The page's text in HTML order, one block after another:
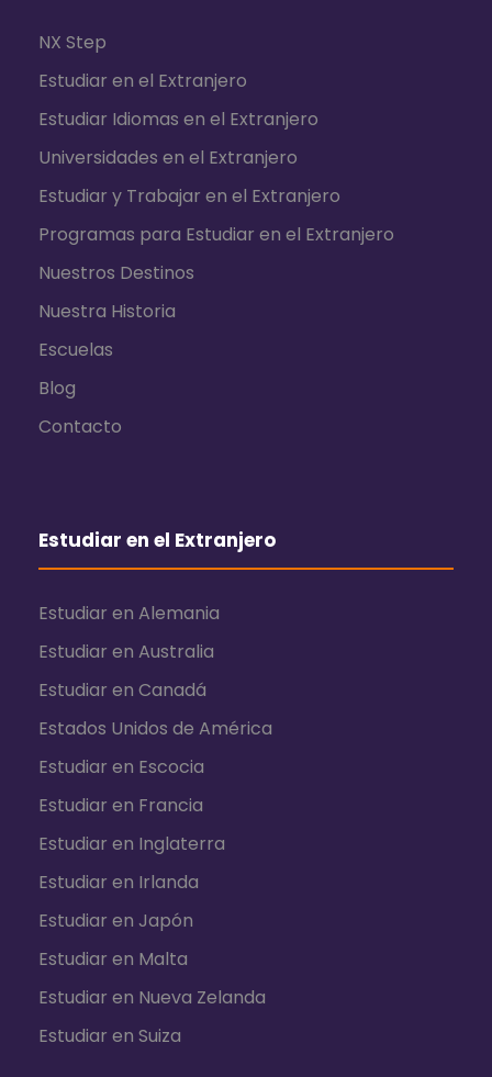
NX Step
Estudiar en el Extranjero
Estudiar Idiomas en el Extranjero
Universidades en el Extranjero
Estudiar y Trabajar en el Extranjero
Programas para Estudiar en el Extranjero
Nuestros Destinos
Nuestra Historia
Escuelas
Blog
Contacto
Estudiar en el Extranjero
Estudiar en Alemania
Estudiar en Australia
Estudiar en Canadá
Estados Unidos de América
Estudiar en Escocia
Estudiar en Francia
Estudiar en Inglaterra
Estudiar en Irlanda
Estudiar en Japón
Estudiar en Malta
Estudiar en Nueva Zelanda
Estudiar en Suiza